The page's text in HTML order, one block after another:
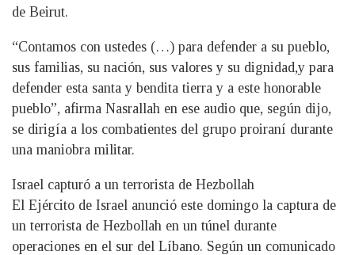
de Beirut.
“Contamos con ustedes (…) para defender a su pueblo,
sus familias, su nación, sus valores y su dignidad,y para
defender esta santa y bendita tierra y a este honorable
pueblo”, afirma Nasrallah en ese audio que, según dijo,
se dirigía a los combatientes del grupo proiraní durante
una maniobra militar.
Israel capturó a un terrorista de Hezbollah
El Ejército de Israel anunció este domingo la captura de
un terrorista de Hezbollah en un túnel durante
operaciones en el sur del Líbano. Según un comunicado